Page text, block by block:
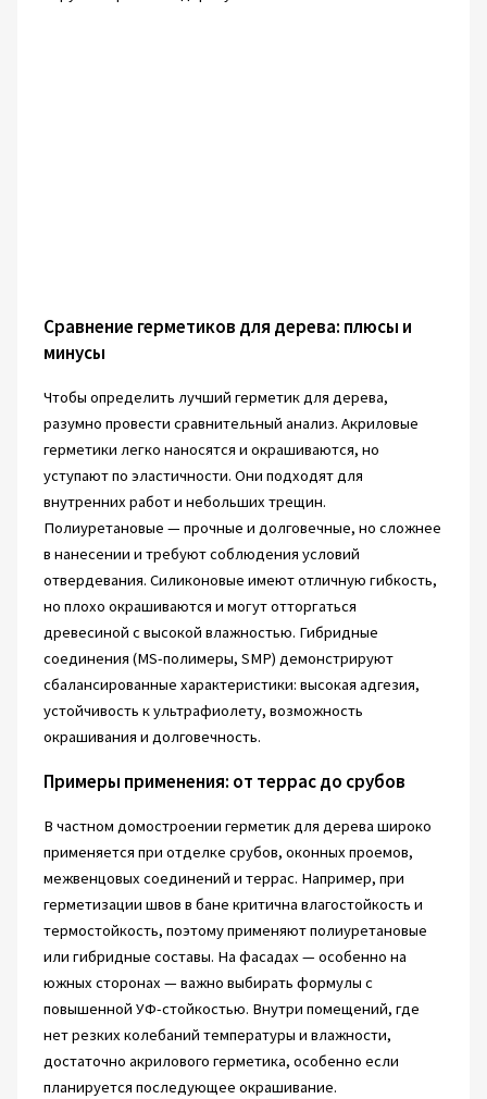
Сравнение герметиков для дерева: плюсы и
минусы
Чтобы определить лучший герметик для дерева,
разумно провести сравнительный анализ. Акриловые
герметики легко наносятся и окрашиваются, но
уступают по эластичности. Они подходят для
внутренних работ и небольших трещин.
Полиуретановые — прочные и долговечные, но сложнее
в нанесении и требуют соблюдения условий
отвердевания. Силиконовые имеют отличную гибкость,
но плохо окрашиваются и могут отторгаться
древесиной с высокой влажностью. Гибридные
соединения (MS-полимеры, SMP) демонстрируют
сбалансированные характеристики: высокая адгезия,
устойчивость к ультрафиолету, возможность
окрашивания и долговечность.
Примеры применения: от террас до срубов
В частном домостроении герметик для дерева широко
применяется при отделке срубов, оконных проемов,
межвенцовых соединений и террас. Например, при
герметизации швов в бане критична влагостойкость и
термостойкость, поэтому применяют полиуретановые
или гибридные составы. На фасадах — особенно на
южных сторонах — важно выбирать формулы с
повышенной УФ-стойкостью. Внутри помещений, где
нет резких колебаний температуры и влажности,
достаточно акрилового герметика, особенно если
планируется последующее окрашивание.